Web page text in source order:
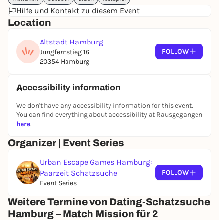
Hilfe und Kontakt zu diesem Event
Location
Altstadt Hamburg
Jungfernstieg 16
20354 Hamburg
FOLLOW
Accessibility information
We don't have any accessibility information for this event.
You can find everything about accessibility at Rausgegangen
here.
Organizer | Event Series
Urban Escape Games Hamburg:
Paarzeit Schatzsuche
Event Series
FOLLOW
Weitere Termine von Dating-Schatzsuche
Hamburg – Match Mission für 2